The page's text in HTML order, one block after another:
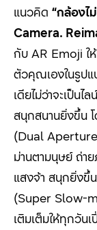
แนวคิด “กล้องไ
Camera.
กับ AR Emoji ใ
ตัวคุณเองในรูปแ
เดียไม่ว่าจะเป็น
สนุกสนานยิ่งขึ้น
(Dual
ม่านตามนุษย์ ถ่า
แสงจ้า สนุกยิ่งขึ้
(Super Slow-
เติมเต็มให้ทุกวัน